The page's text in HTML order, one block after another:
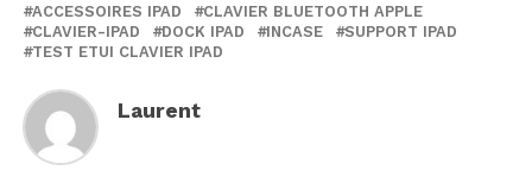
ACCESSOIRES IPAD
CLAVIER BLUETOOTH APPLE
CLAVIER-IPAD
DOCK IPAD INCASE
SUPPORT IPAD
TEST ETUI CLAVIER IPAD
Laurent